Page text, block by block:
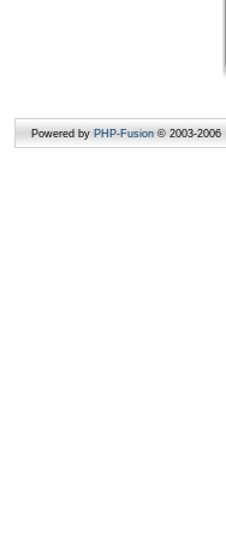
Powered by PHP-Fusion © 2003-2006